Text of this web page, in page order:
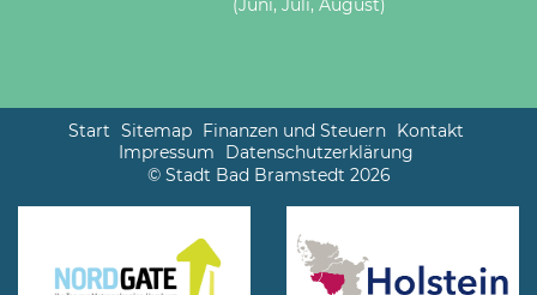
(Juni, Juli, August)
Start Sitemap Finanzen und Steuern Kontakt
Impressum
Datenschutzerklärung
© Stadt Bad Bramstedt 2026